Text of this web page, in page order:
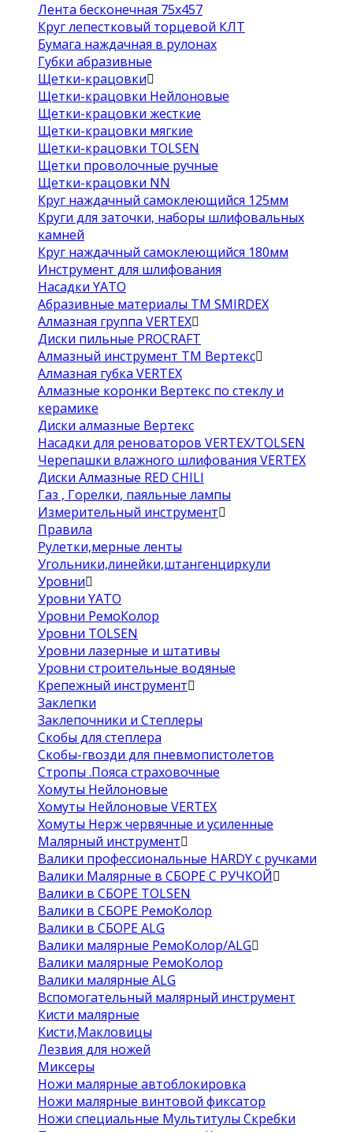
Лента бесконечная 75х457
Круг лепестковый торцевой КЛТ
Бумага наждачная в рулонах
Губки абразивные
Щетки-крацовки
Щетки-крацовки Нейлоновые
Щетки-крацовки жесткие
Щетки-крацовки мягкие
Щетки-крацовки TOLSEN
Щетки проволочные ручные
Щетки-крацовки NN
Круг наждачный самоклеющийся 125мм
Круги для заточки, наборы шлифовальных
камней
Круг наждачный самоклеющийся 180мм
Инструмент для шлифования
Насадки YATO
Абразивные материалы ТМ SMIRDEX
Алмазная группа VERTEX
Диски пильные PROCRAFT
Алмазный инструмент ТМ Вертекс
Алмазная губка VERTEX
Алмазные коронки Вертекс по стеклу и
керамике
Диски алмазные Вертекс
Насадки для реноваторов VERTEX/TOLSEN
Черепашки влажного шлифования VERTEX
Диски Алмазные RED CHILI
Газ , Горелки, паяльные лампы
Измерительный инструмент
Правила
Рулетки,мерные ленты
Угольники,линейки,штангенциркули
Уровни
Уровни YATO
Уровни РемоКолор
Уровни TOLSEN
Уровни лазерные и штативы
Уровни строительные водяные
Крепежный инструмент
Заклепки
Заклепочники и Степлеры
Скобы для степлера
Скобы-гвозди для пневмопистолетов
Стропы .Пояса страховочные
Хомуты Нейлоновые
Хомуты Нейлоновые VERTEX
Хомуты Нерж червячные и усиленные
Малярный инструмент
Валики профессиональные HARDY с ручками
Валики Малярные в СБОРЕ С РУЧКОЙ
Валики в СБОРЕ TOLSEN
Валики в СБОРЕ РемоКолор
Валики в СБОРЕ ALG
Валики малярные РемоКолор/ALG
Валики малярные РемоКолор
Валики малярные ALG
Вспомогательный малярный инструмент
Кисти малярные
Кисти,Макловицы
Лезвия для ножей
Миксеры
Ножи малярные автоблокировка
Ножи малярные винтовой фиксатор
Ножи специальные Мультитулы Скребки